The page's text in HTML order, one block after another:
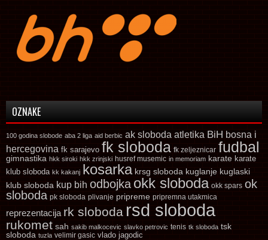
OZNAKE
100 godina slobode aba 2 liga aid berbic ak sloboda atletika BiH bosna i
hercegovina fk sarajevo fk sloboda fk zeljeznicar fudbal
gimnastika hkk siroki hkk zrinjski husref musemic in memoriam karate karate
klub sloboda kk kakanj kosarka krsg sloboda kuglanje kuglaski
klub sloboda kup bih odbojka okk sloboda okk spars ok
sloboda pk sloboda plivanje pripreme pripremna utakmica
reprezentacija rk sloboda rsd sloboda
rukomet sah sakib malkocevic slavko petrovic tenis tk sloboda tsk
sloboda tuzla velimir gasic vlado jagodic